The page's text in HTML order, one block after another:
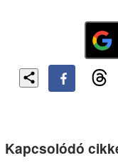
Kapcsolódó